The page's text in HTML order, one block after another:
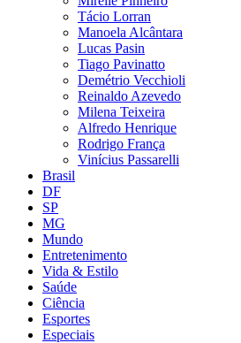
Tácio Lorran
Manoela Alcântara
Lucas Pasin
Tiago Pavinatto
Demétrio Vecchioli
Reinaldo Azevedo
Milena Teixeira
Alfredo Henrique
Rodrigo França
Vinícius Passarelli
Brasil
DF
SP
MG
Mundo
Entretenimento
Vida & Estilo
Saúde
Ciência
Esportes
Especiais